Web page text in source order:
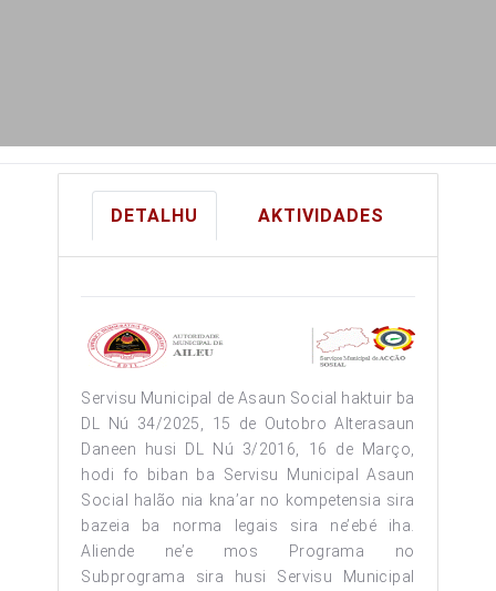
DETALHU AKTIVIDADES
Servisu Municipal de Asaun Social haktuir ba
DL Nú 34/2025, 15 de Outobro Alterasaun
Daneen husi DL Nú 3/2016, 16 de Março,
hodi fo biban ba Servisu Municipal Asaun
Social halão nia kna’ar no kompetensia sira
bazeia ba norma legais sira ne’ebé iha.
Aliende ne’e mos Programa no
Subprograma sira husi Servisu Municipal